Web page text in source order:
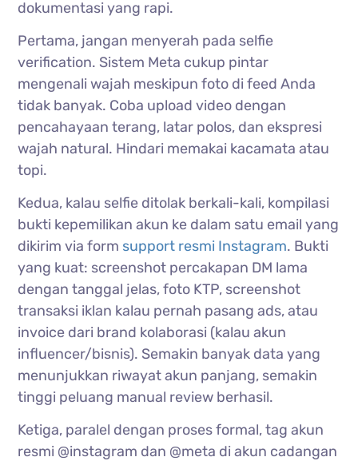
dokumentasi yang rapi.
Pertama, jangan menyerah pada selfie
verification. Sistem Meta cukup pintar
mengenali wajah meskipun foto di feed Anda
tidak banyak. Coba upload video dengan
pencahayaan terang, latar polos, dan ekspresi
wajah natural. Hindari memakai kacamata atau
topi.
Kedua, kalau selfie ditolak berkali-kali, kompilasi
bukti kepemilikan akun ke dalam satu email yang
dikirim via form support resmi Instagram. Bukti
yang kuat: screenshot percakapan DM lama
dengan tanggal jelas, foto KTP, screenshot
transaksi iklan kalau pernah pasang ads, atau
invoice dari brand kolaborasi (kalau akun
influencer/bisnis). Semakin banyak data yang
menunjukkan riwayat akun panjang, semakin
tinggi peluang manual review berhasil.
Ketiga, paralel dengan proses formal, tag akun
resmi @instagram dan @meta di akun cadangan